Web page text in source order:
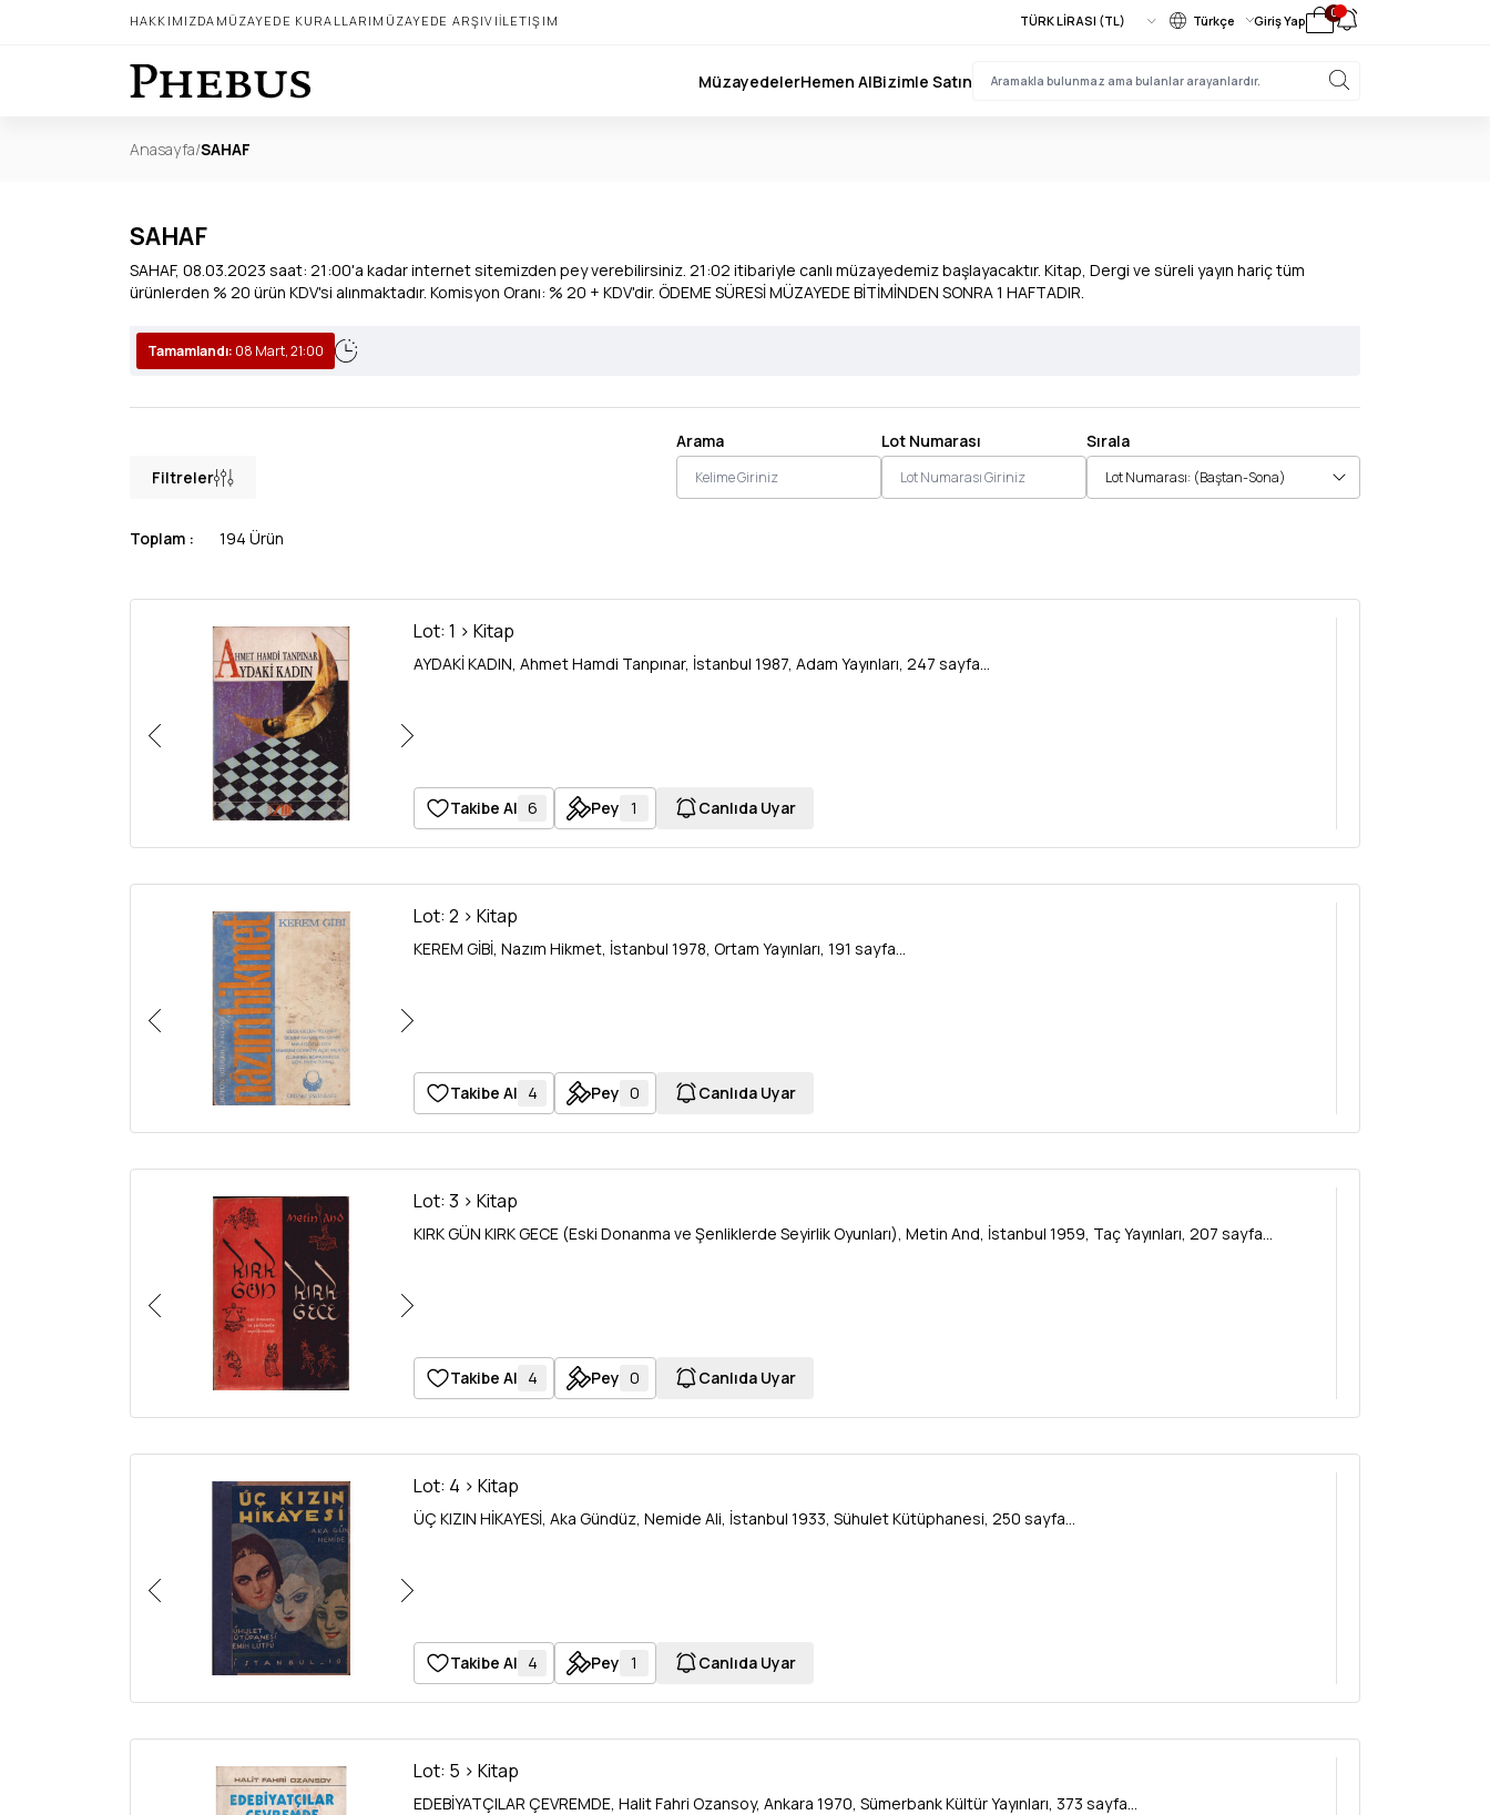
HAKKIMIZDA MÜZAYEDE KURALLARI MÜZAYEDE ARŞIVIİLETIŞIM Türkçe Giriş Yap 0
MüzayedelerHemen AlBizimle Satın
Anasayfa/SAHAF
SAHAF
SAHAF, 08.03.2023 saat: 21:00'a kadar internet sitemizden pey verebilirsiniz. 21:02 itibariyle canlı müzayedemiz başlayacaktır. Kitap, Dergi ve süreli yayın hariç tüm
ürünlerden % 20 ürün KDV'si alınmaktadır. Komisyon Oranı: % 20 + KDV'dir. ÖDEME SÜRESİ MÜZAYEDE BİTİMİNDEN SONRA 1 HAFTADIR.
Tamamlandı: 08 Mart, 21:00
Filtreler
Arama Lot Numarası Sırala
Toplam : 194 Ürün
Lot: 1 > Kitap
AYDAKİ KADIN, Ahmet Hamdi Tanpınar, İstanbul 1987, Adam Yayınları, 247 sayfa...
Takibe Al 6 Pey 1 Canlıda Uyar
Lot: 2 > Kitap
KEREM GİBİ, Nazım Hikmet, İstanbul 1978, Ortam Yayınları, 191 sayfa...
Takibe Al 4 Pey 0 Canlıda Uyar
Lot: 3 > Kitap
KIRK GÜN KIRK GECE (Eski Donanma ve Şenliklerde Seyirlik Oyunları), Metin And, İstanbul 1959, Taç Yayınları, 207 sayfa...
Takibe Al 4 Pey 0 Canlıda Uyar
Lot: 4 > Kitap
ÜÇ KIZIN HİKAYESİ, Aka Gündüz, Nemide Ali, İstanbul 1933, Sühulet Kütüphanesi, 250 sayfa...
Takibe Al 4 Pey 1 Canlıda Uyar
Lot: 5 > Kitap
EDEBİYATÇILAR ÇEVREMDE, Halit Fahri Ozansoy, Ankara 1970, Sümerbank Kültür Yayınları, 373 sayfa...